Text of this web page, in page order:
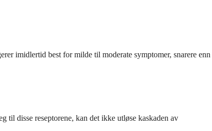
imidlertid best for milde til moderate symptomer, snarere enn
til disse reseptorene, kan det ikke utløse kaskaden av